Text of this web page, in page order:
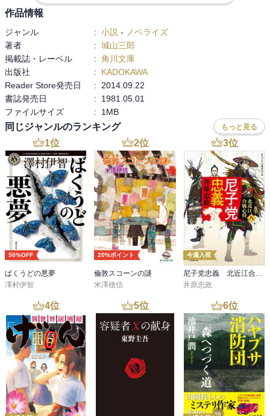
作品情報
ジャンル : 小説 - ノベライズ
著者
: 城山三郎
掲載誌・レーベル
: 角川文庫
出版社
:
KADOKAWA
Reader Store発売日
:
2014.09.22
書誌発売日
:
1981.05.01
ファイルサイズ
: 1MB
同じジャンルのランキング もっと見る
1位
50%OFF
ばくうどの悪夢
澤村伊智
2位
20%ポイント
倫敦スコーンの謎
米澤穂信
3位
今週入荷
尼子党忠義 北近江合戦心得〈八〉
井原忠政
4位 5位 6位